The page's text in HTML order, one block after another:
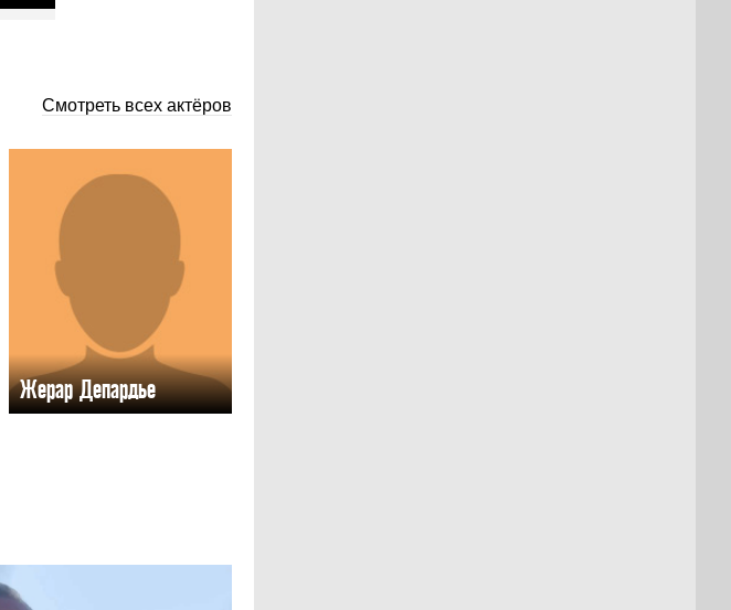
Смотреть всех актёров
Жерар Депардье